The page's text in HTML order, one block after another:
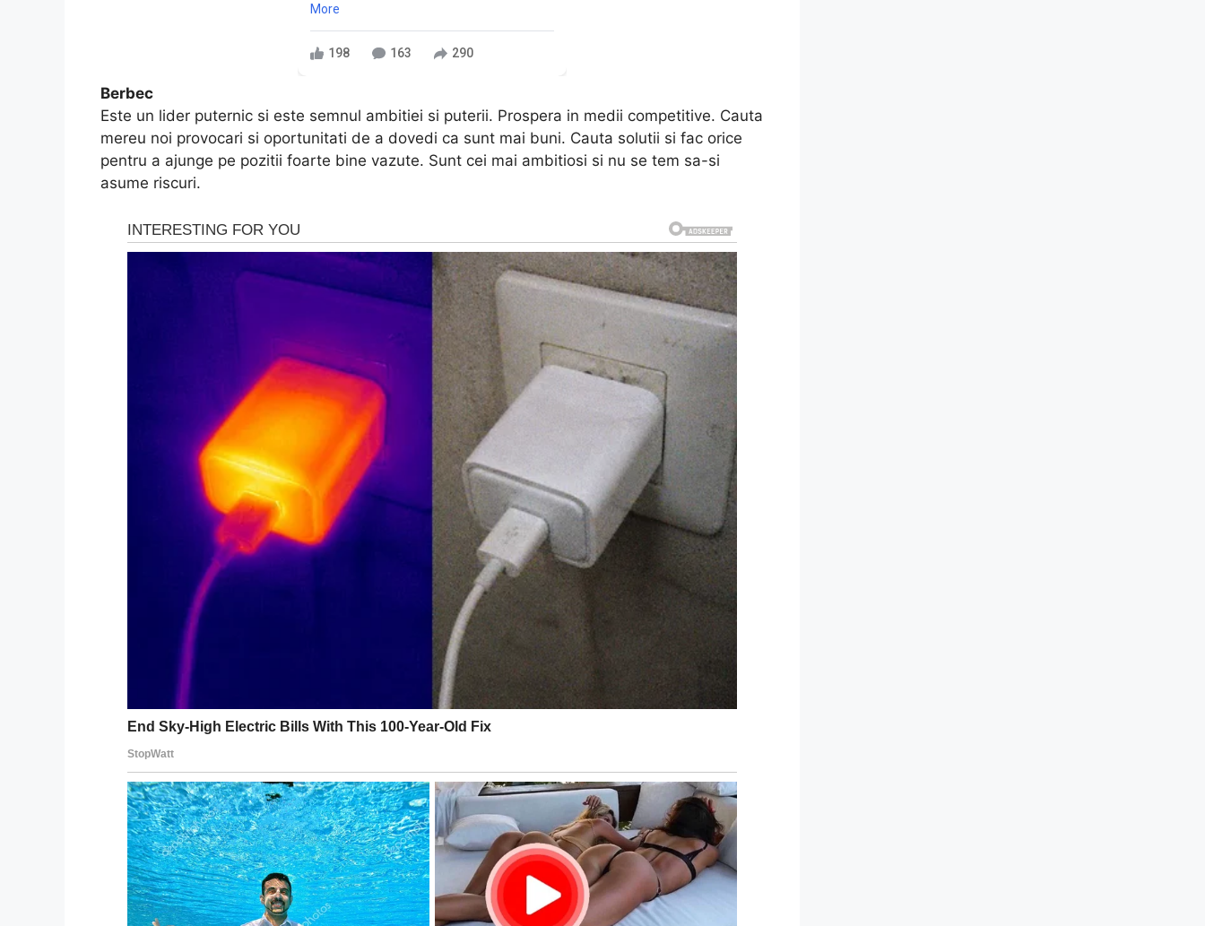
More
198 163 290
Berbec
Este un lider puternic si este semnul ambitiei si puterii. Prospera in medii competitive. Cauta
mereu noi provocari si oportunitati de a dovedi ca sunt mai buni. Cauta solutii si fac orice
pentru a ajunge pe pozitii foarte bine vazute. Sunt cei mai ambitiosi si nu se tem sa-si
asume riscuri.